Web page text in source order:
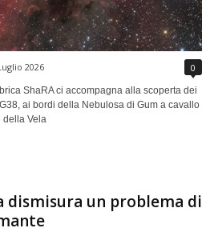
2026 0
ShaRA ci accompagna alla scoperta dei
ai bordi della Nebulosa di Gum a cavallo
della Vela
dismisura un problema di